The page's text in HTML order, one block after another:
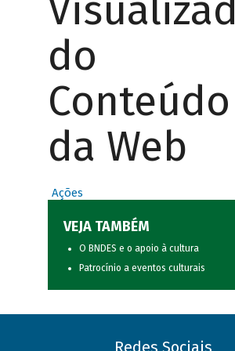
do
Conteúdo
da Web
Ações
VEJA TAMBÉM
O BNDES e o apoio à cultura
Patrocínio a eventos culturais
Redes Sociais